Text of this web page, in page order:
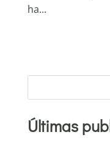
ha...
Últimas